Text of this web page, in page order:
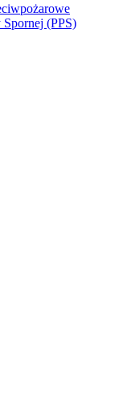
Spornej (PPS)